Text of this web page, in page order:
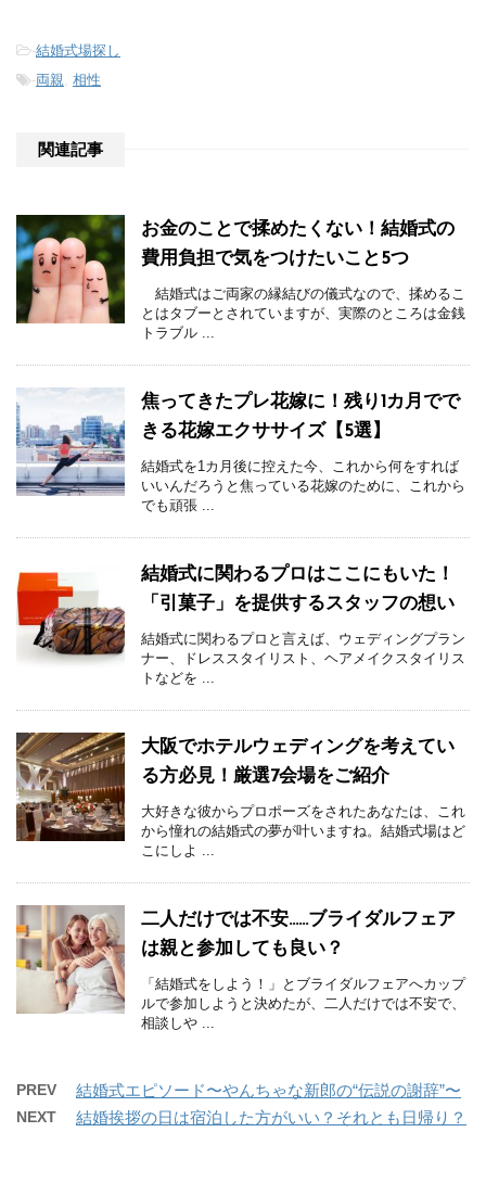
-結婚式場探し
-両親 相性
関連記事
お金のことで揉めたくない！結婚式の
費用負担で気をつけたいこと5つ
結婚式はご両家の縁結びの儀式なので、揉めるこ
とはタブーとされていますが、実際のところは金銭
トラブル ...
焦ってきたプレ花嫁に！残り1カ月でで
きる花嫁エクササイズ【5選】
結婚式を1カ月後に控えた今、これから何をすれば
いいんだろうと焦っている花嫁のために、これから
でも頑張 ...
結婚式に関わるプロはここにもいた！
「引菓子」を提供するスタッフの想い
結婚式に関わるプロと言えば、ウェディングプラン
ナー、ドレススタイリスト、ヘアメイクスタイリス
トなどを ...
大阪でホテルウェディングを考えてい
る方必見！厳選7会場をご紹介
大好きな彼からプロポーズをされたあなたは、これ
から憧れの結婚式の夢が叶いますね。結婚式場はど
こにしよ ...
二人だけでは不安……ブライダルフェア
は親と参加しても良い？
「結婚式をしよう！」とブライダルフェアへカップ
ルで参加しようと決めたが、二人だけでは不安で、
相談しや ...
PREV 結婚式エピソード〜やんちゃな新郎の“伝説の謝辞”〜
NEXT 結婚挨拶の日は宿泊した方がいい？それとも日帰り？